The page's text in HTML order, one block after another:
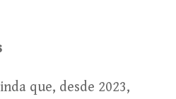
que, desde 2023,